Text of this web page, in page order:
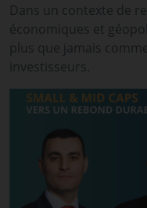
Dans un contexte de
économiques et
plus que jamais
investisseurs.